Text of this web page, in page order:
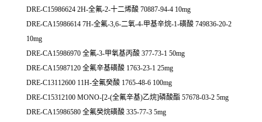
DRE-C15986624 2H-全氟-2-十二烯酸 70887-94-4 10mg
DRE-CA15986614 7H-全氟-3,6-二氧-4-甲基辛烷-1-磺酸 749836-20-2
10mg
DRE-CA15986970 全氟-3-甲氧基丙酸 377-73-1 50mg
DRE-CA15987120 全氟辛基磺酸 1763-23-1 25mg
DRE-C13112600 11H-全氟癸酸 1765-48-6 100mg
DRE-C15312100 MONO-[2-(全氟辛基)乙烷]磷酸酯 57678-03-2 5mg
DRE-CA15986580 全氟癸烷磺酸 335-77-3 5mg